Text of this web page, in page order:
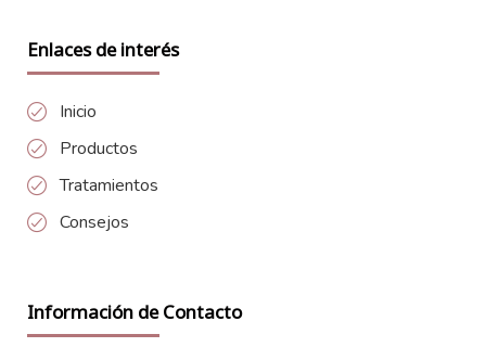
Enlaces de interés
Inicio
Productos
Tratamientos
Consejos
Información de Contacto